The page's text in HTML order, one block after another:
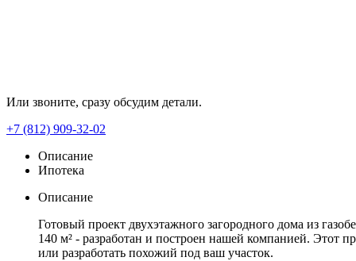
Или звоните, сразу обсудим детали.
+7 (812) 909-32-02
Описание
Ипотека
Описание
Готовый проект двухэтажного загородного дома из
140 м² - разработан и построен нашей компанией. Этот
или разработать похожий под ваш участок.